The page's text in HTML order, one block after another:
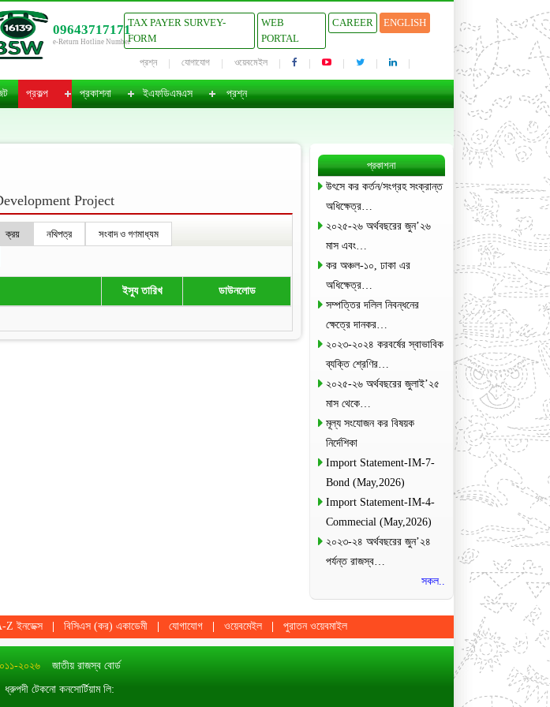
09643717171
e-Return Hotline Number
TAX PAYER SURVEY-
FORM
WEB
PORTAL
CAREER ENGLISH
প্রশ্ন যোগাযোগ ওয়েবমেইল
প্রকল্প প্রকাশনা ইএফডিএমএস প্রশ্ন
Project
ক্রয় নথিপত্র
সংবাদ ও গণমাধ্যম
ইস্যু তারিখ ডাউনলোড
প্রকাশনা
উৎসে কর কর্তন/সংগ্রহ সংক্রান্ত
অধিক্ষেত্র…
২০২৫-২৬ অর্থবছরের জুন’২৬
মাস এবং…
কর অঞ্চল-১০, ঢাকা এর
অধিক্ষেত্র…
সম্পত্তির দলিল নিবন্ধনের
ক্ষেত্রে দানকর…
২০২৩-২০২৪ করবর্ষের স্বাভাবিক
ব্যক্তি শ্রেণির…
২০২৫-২৬ অর্থবছরের জুলাই’২৫
মাস থেকে…
মূল্য সংযোজন কর বিষয়ক
নির্দেশিকা
Import Statement-IM-7-
Bond (May,2026)
Import Statement-IM-4-
Commecial (May,2026)
২০২৩-২৪ অর্থবছরের জুন’২৪
পর্যন্ত রাজস্ব…
সকল..
Z ইনডেক্স বিসিএস (কর) একাডেমী যোগাযোগ ওয়েবমেইল পুরাতন ওয়েবমাইল
২০২৬ জাতীয় রাজস্ব বোর্ড
ধ্রুপদী টেকনো কনসোর্টিয়াম লি: